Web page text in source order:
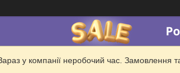
у компанії неробочий час. Замовлення